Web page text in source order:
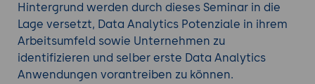
Hintergrund werden durch dieses Seminar in die
Lage versetzt, Data Analytics Potenziale in ihrem
Arbeitsumfeld sowie Unternehmen zu
identifizieren und selber erste Data Analytics
Anwendungen vorantreiben zu können.